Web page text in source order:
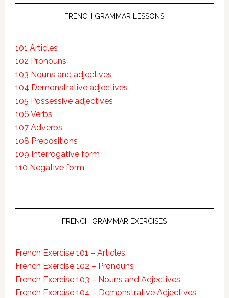
FRENCH GRAMMAR LESSONS
101 Articles
102 Pronouns
103 Nouns and adjectives
104 Demonstrative adjectives
105 Possessive adjectives
106 Verbs
107 Adverbs
108 Prepositions
109 Interrogative form
110 Negative form
FRENCH GRAMMAR EXERCISES
French Exercise 101 – Articles
French Exercise 102 – Pronouns
French Exercise 103 – Nouns and Adjectives
French Exercise 104 – Demonstrative Adjectives